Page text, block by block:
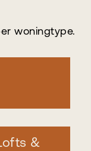
woningtype.
&